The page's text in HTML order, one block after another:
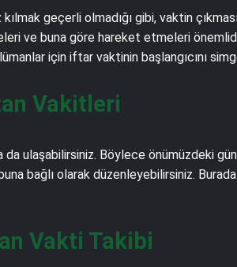
geçerli olmadığı gibi, vaktin
ve buna göre hareket etmeleri
için iftar vaktinin başlangıcını
Vakitleri
ulaşabilirsiniz. Böylece önümüzdeki
bağlı olarak düzenleyebilirsiniz.
Vakti Takibi